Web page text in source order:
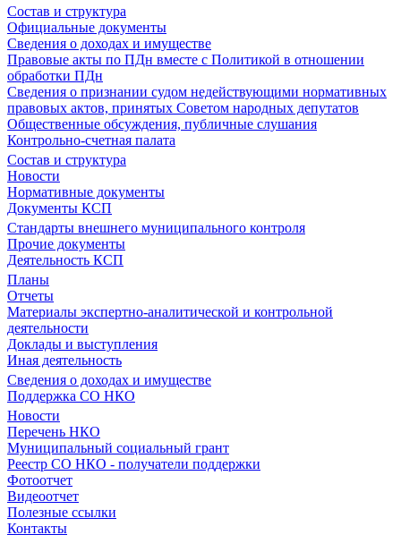
Состав и структура
Официальные документы
Сведения о доходах и имуществе
Правовые акты по ПДн вместе с Политикой в отношении
обработки ПДн
Сведения о признании судом недействующими нормативных
правовых актов, принятых Советом народных депутатов
Общественные обсуждения, публичные слушания
Контрольно-счетная палата
Состав и структура
Новости
Нормативные документы
Документы КСП
Стандарты внешнего муниципального контроля
Прочие документы
Деятельность КСП
Планы
Отчеты
Материалы экспертно-аналитической и контрольной
деятельности
Доклады и выступления
Иная деятельность
Сведения о доходах и имуществе
Поддержка СО НКО
Новости
Перечень НКО
Муниципальный социальный грант
Реестр СО НКО - получатели поддержки
Фотоотчет
Видеоотчет
Полезные ссылки
Контакты